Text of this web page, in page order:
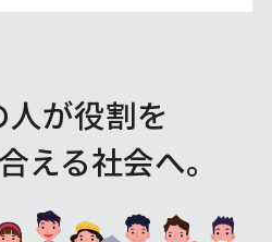
人が役割を
える社会へ。